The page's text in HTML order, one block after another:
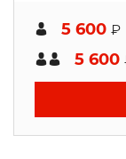
5 600 ₽
5 600